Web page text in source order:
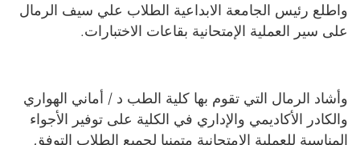
واطلع رئيس الجامعة الابداعية الطلاب علي سيف الرمال
على سير العملية الإمتحانية بقاعات الاختبارات.
وأشاد الرمال التي تقوم بها كلية الطب د / أماني الهواري
والكادر الأكاديمي والإداري في الكلية على توفير الأجواء
المناسبة للعملية الإمتحانية متمنيا لجميع الطلاب التوفق